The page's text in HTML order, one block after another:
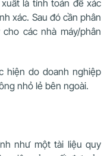
là tính toán để xác
xác. Sau đó cần phân
các nhà máy/phân
hiện do doanh nghiệp
nhỏ lẻ bên ngoài.
như một tài liệu quy